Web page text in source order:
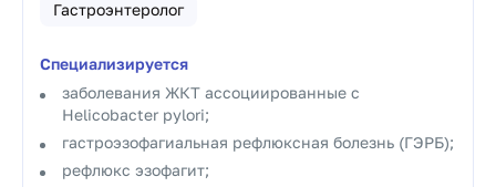
Гастроэнтеролог
Специализируется
заболевания ЖКТ ассоциированные с
Helicobacter pylori;
гастроэзофагиальная рефлюксная болезнь (ГЭРБ);
рефлюкс эзофагит;